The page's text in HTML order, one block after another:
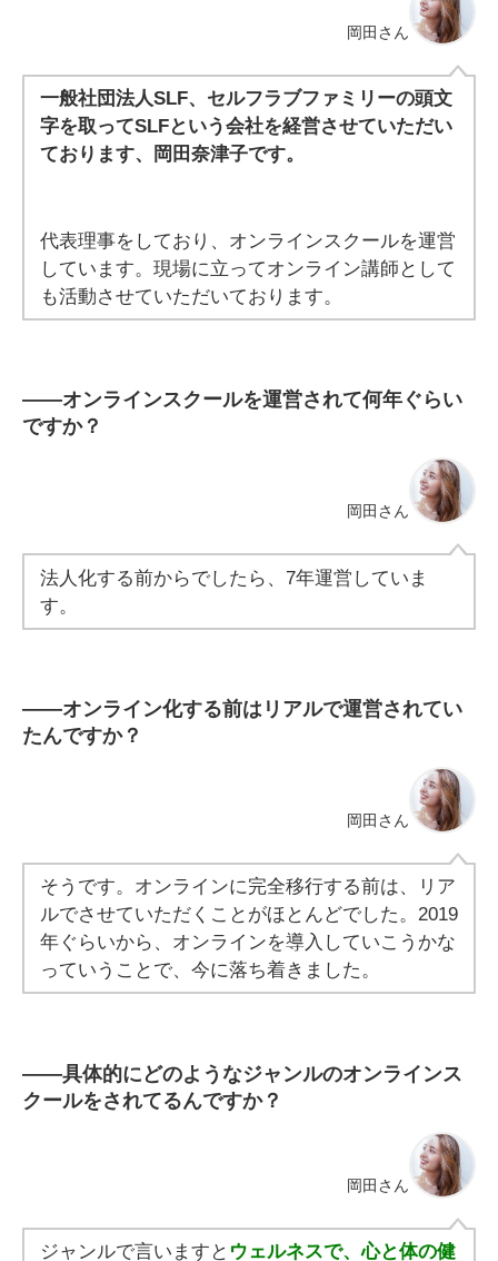
岡田さん
一般社団法人SLF、セルフラブファミリーの頭文
字を取ってSLFという会社を経営させていただい
ております、岡田奈津子です。
代表理事をしており、オンラインスクールを運営
しています。現場に立ってオンライン講師として
も活動させていただいております。
――オンラインスクールを運営されて何年ぐらい
ですか？
岡田さん
法人化する前からでしたら、7年運営していま
す。
――オンライン化する前はリアルで運営されてい
たんですか？
岡田さん
そうです。オンラインに完全移行する前は、リア
ルでさせていただくことがほとんどでした。2019
年ぐらいから、オンラインを導入していこうかな
っていうことで、今に落ち着きました。
――具体的にどのようなジャンルのオンラインス
クールをされてるんですか？
岡田さん
ジャンルで言いますと ウェルネスで、心と体の健